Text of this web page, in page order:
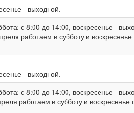
- выходной.
с 8:00 до 14:00, воскресенье -
работаем в субботу и
- выходной.
с 8:00 до 14:00, воскресенье -
работаем в субботу и воскресенье